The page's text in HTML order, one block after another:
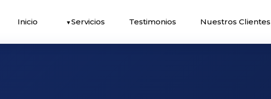
Inicio Servicios Testimonios Nuestros Clientes